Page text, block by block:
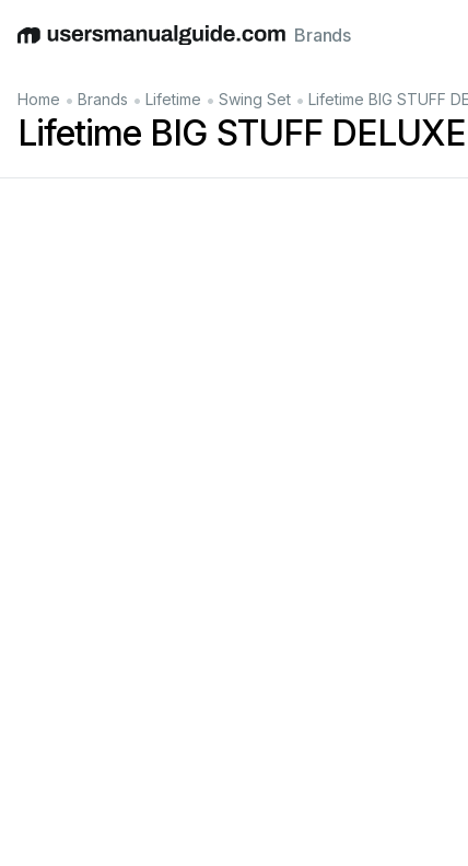
EnglishDeutschEspañolItalianoFrançais
Brands
Home • Brands • Lifetime • Swing Set • Lifetime BIG STUFF
Lifetime BIG STUFF